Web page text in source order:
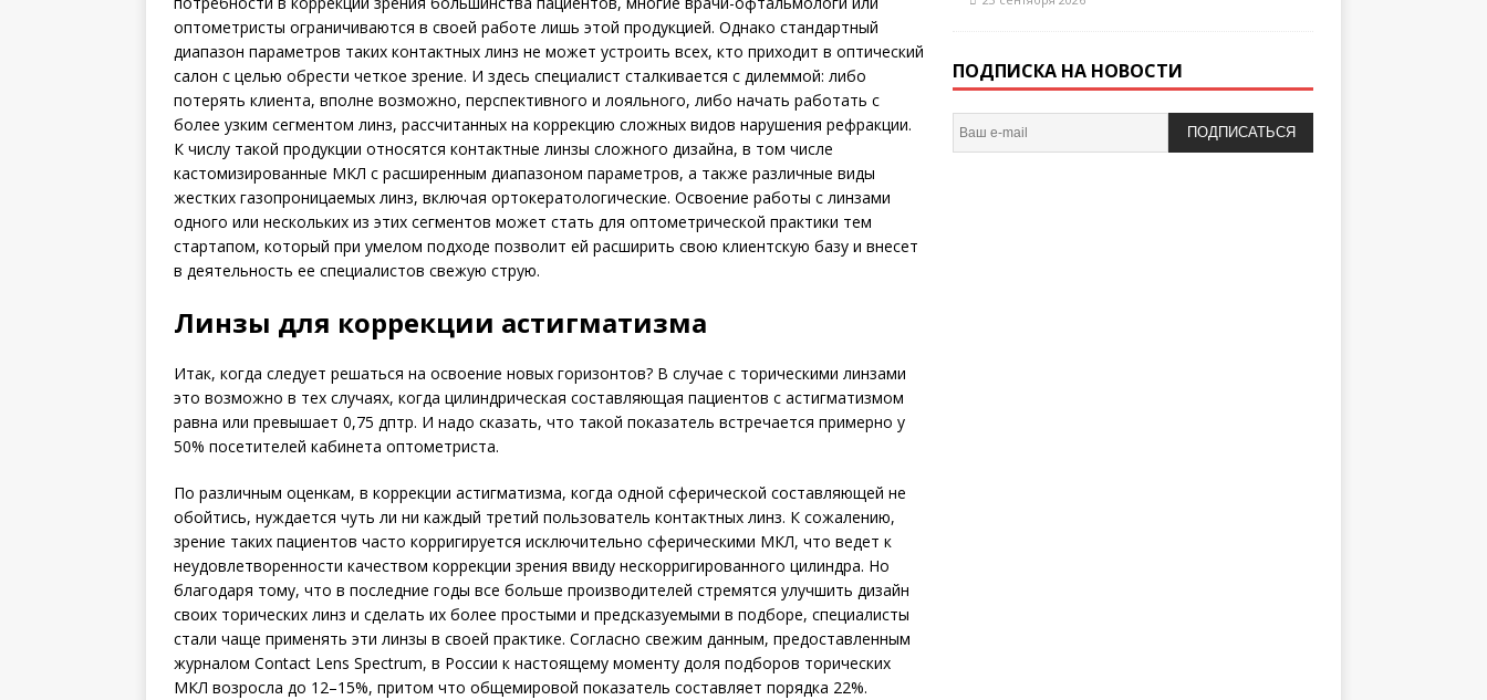
оптометристы ограничиваются в своей работе лишь этой продукцией. Однако стандартный
диапазон параметров таких контактных линз не может устроить всех, кто приходит в оптический
салон с целью обрести четкое зрение. И здесь специалист сталкивается с дилеммой: либо
потерять клиента, вполне возможно, перспективного и лояльного, либо начать работать с
более узким сегментом линз, рассчитанных на коррекцию сложных видов нарушения рефракции.
К числу такой продукции относятся контактные линзы сложного дизайна, в том числе
кастомизированные МКЛ с расширенным диапазоном параметров, а также различные виды
жестких газопроницаемых линз, включая ортокератологические. Освоение работы с линзами
одного или нескольких из этих сегментов может стать для оптометрической практики тем
стартапом, который при умелом подходе позволит ей расширить свою клиентскую базу и внесет
в деятельность ее специалистов свежую струю.
Линзы для коррекции астигматизма
Итак, когда следует решаться на освоение новых горизонтов? В случае с торическими линзами
это возможно в тех случаях, когда цилиндрическая составляющая пациентов с астигматизмом
равна или превышает 0,75 дптр. И надо сказать, что такой показатель встречается примерно у
50% посетителей кабинета оптометриста.
По различным оценкам, в коррекции астигматизма, когда одной сферической составляющей не
обойтись, нуждается чуть ли ни каждый третий пользователь контактных линз. К сожалению,
зрение таких пациентов часто корригируется исключительно сферическими МКЛ, что ведет к
неудовлетворенности качеством коррекции зрения ввиду нескорригированного цилиндра. Но
благодаря тому, что в последние годы все больше производителей стремятся улучшить дизайн
своих торических линз и сделать их более простыми и предсказуемыми в подборе, специалисты
стали чаще применять эти линзы в своей практике. Согласно свежим данным, предоставленным
журналом Contact Lens Spectrum, в России к настоящему моменту доля подборов торических
МКЛ возросла до 12–15%, притом что общемировой показатель составляет порядка 22%.
ПОДПИСКА НА НОВОСТИ
ПОДПИСАТЬСЯ